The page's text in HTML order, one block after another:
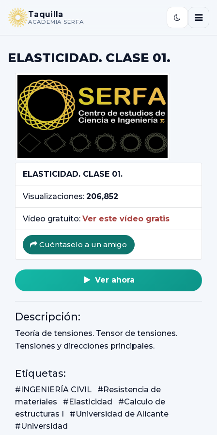
Taquilla
ACADEMIA SERFA
ELASTICIDAD. CLASE 01.
ELASTICIDAD. CLASE 01.
Visualizaciones: 206,852
Vídeo gratuito: Ver este vídeo gratis
Cuéntaselo a un amigo
Ver ahora
Descripción:
Teoría de tensiones. Tensor de tensiones.
Tensiones y direcciones principales.
Etiquetas:
#INGENIERÍA CIVIL
#Resistencia de
materiales
#Elasticidad
#Calculo de
estructuras I
#Universidad de Alicante
#Universidad